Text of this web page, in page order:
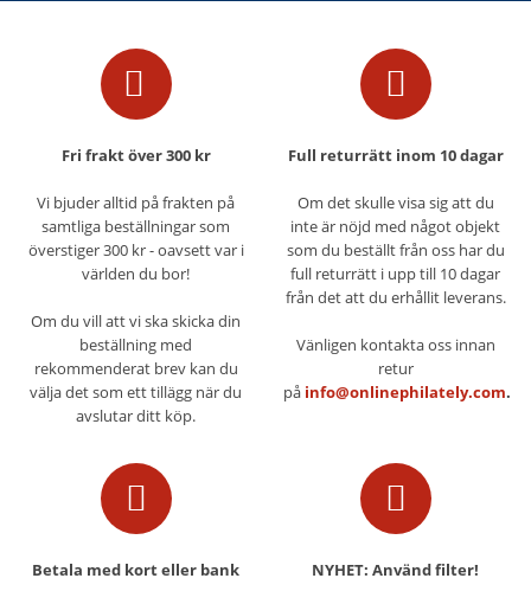
Fri frakt över 300 kr
Vi bjuder alltid på frakten på
samtliga beställningar som
överstiger 300 kr - oavsett var i
världen du bor!
Om du vill att vi ska skicka din
beställning med
rekommenderat brev kan du
välja det som ett tillägg när du
avslutar ditt köp.
Full returrätt inom 10 dagar
Om det skulle visa sig att du
inte är nöjd med något objekt
som du beställt från oss har du
full returrätt i upp till 10 dagar
från det att du erhållit leverans.
Vänligen kontakta oss innan
retur
på info@onlinephilately.com.
Betala med kort eller bank NYHET: Använd filter!